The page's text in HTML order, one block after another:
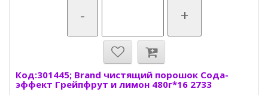
- +
Код:301445; Brand чистящий порошок Сода-
эффект Грейпфрут и лимон 480г*16 2733